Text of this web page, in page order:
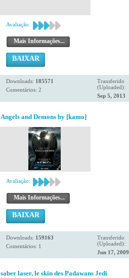
Avaliação:
Mais Informações...
BAIXAR
Downloads: 185571
Comentários: 2
Transferido
(Uploaded):
Sep 5, 2013
Angels and Demons by [kamo]
Avaliação:
Mais Informações...
BAIXAR
Downloads: 159163
Comentários: 1
Transferido
(Uploaded):
Jun 17, 2009
saber laser, le skin des Padawans Jedi